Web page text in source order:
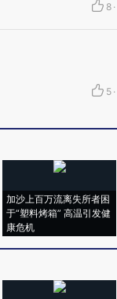
8 ·
5 ·
加沙上百万流离失所者困
于“塑料烤箱” 高温引发健
康危机